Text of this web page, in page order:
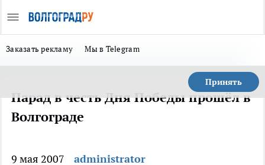
Заказать рекламу Мы в Telegram
Принять
Парад в честь Дня Победы прошёл в
Волгограде
9 мая 2007
administrator